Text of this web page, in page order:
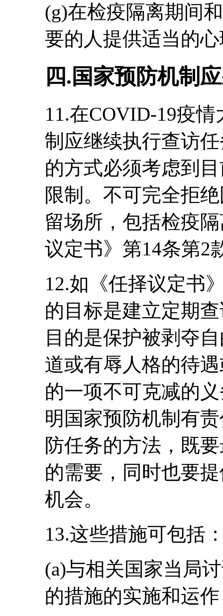
(g)在检疫隔离期间
要的人提供适当的
四.国家预防机制
11.在COVID-19疫
制应继续执行查访
的方式必须考虑到
限制。不可完全拒
留场所，包括检疫
议定书》第14条第2
12.如《任择议定书
的目标是建立定期
目的是保护被剥夺
道或有辱人格的待
的一项不可克减的
明国家预防机制有
防任务的方法，既
的需要，同时也要
机会。
13.这些措施可包括
(a)与相关国家当局
的措施的实施和运